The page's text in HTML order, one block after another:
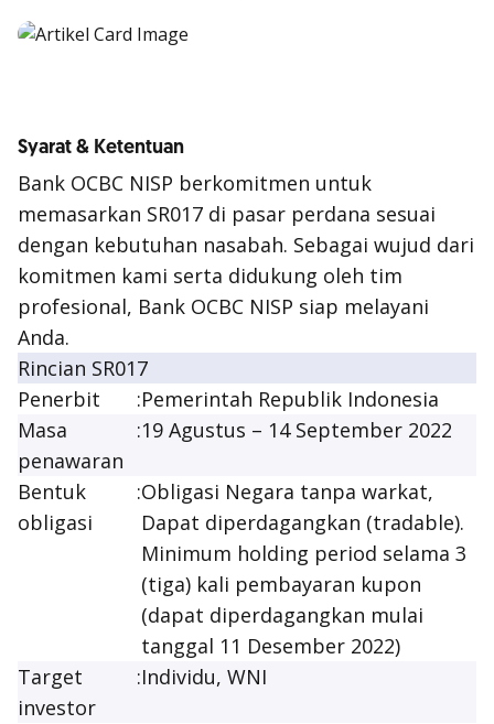
Syarat & Ketentuan
Bank OCBC NISP berkomitmen untuk
memasarkan SR017 di pasar perdana sesuai
dengan kebutuhan nasabah. Sebagai wujud dari
komitmen kami serta didukung oleh tim
profesional, Bank OCBC NISP siap melayani
Anda.
Rincian SR017
Penerbit
:Pemerintah Republik Indonesia
Masa
penawaran
:19 Agustus – 14 September 2022
Bentuk
obligasi
:Obligasi Negara tanpa warkat,
Dapat diperdagangkan (tradable).
Minimum holding period selama 3
(tiga) kali pembayaran kupon
(dapat diperdagangkan mulai
tanggal 11 Desember 2022)
Target
investor
:Individu, WNI